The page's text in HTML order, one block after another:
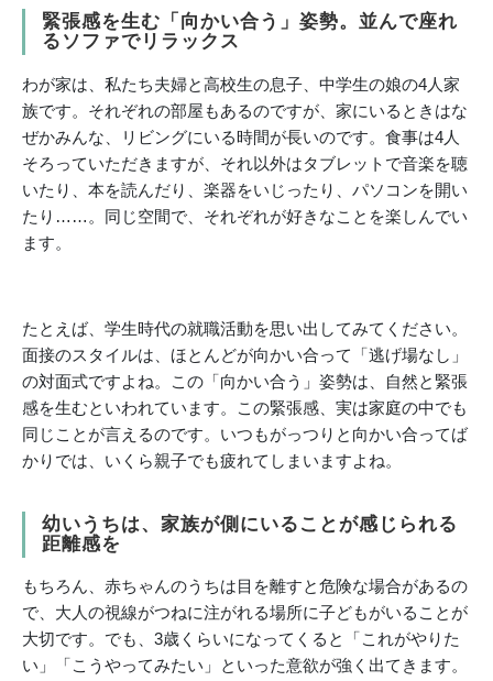
緊張感を生む「向かい合う」姿勢。並んで座れ
るソファでリラックス
わが家は、私たち夫婦と高校生の息子、中学生の娘の4人家
族です。それぞれの部屋もあるのですが、家にいるときはな
ぜかみんな、リビングにいる時間が長いのです。食事は4人
そろっていただきますが、それ以外はタブレットで音楽を聴
いたり、本を読んだり、楽器をいじったり、パソコンを開い
たり……。同じ空間で、それぞれが好きなことを楽しんでい
ます。
たとえば、学生時代の就職活動を思い出してみてください。
面接のスタイルは、ほとんどが向かい合って「逃げ場なし」
の対面式ですよね。この「向かい合う」姿勢は、自然と緊張
感を生むといわれています。この緊張感、実は家庭の中でも
同じことが言えるのです。いつもがっつりと向かい合ってば
かりでは、いくら親子でも疲れてしまいますよね。
幼いうちは、家族が側にいることが感じられる
距離感を
もちろん、赤ちゃんのうちは目を離すと危険な場合があるの
で、大人の視線がつねに注がれる場所に子どもがいることが
大切です。でも、3歳くらいになってくると「これがやりた
い」「こうやってみたい」といった意欲が強く出てきます。